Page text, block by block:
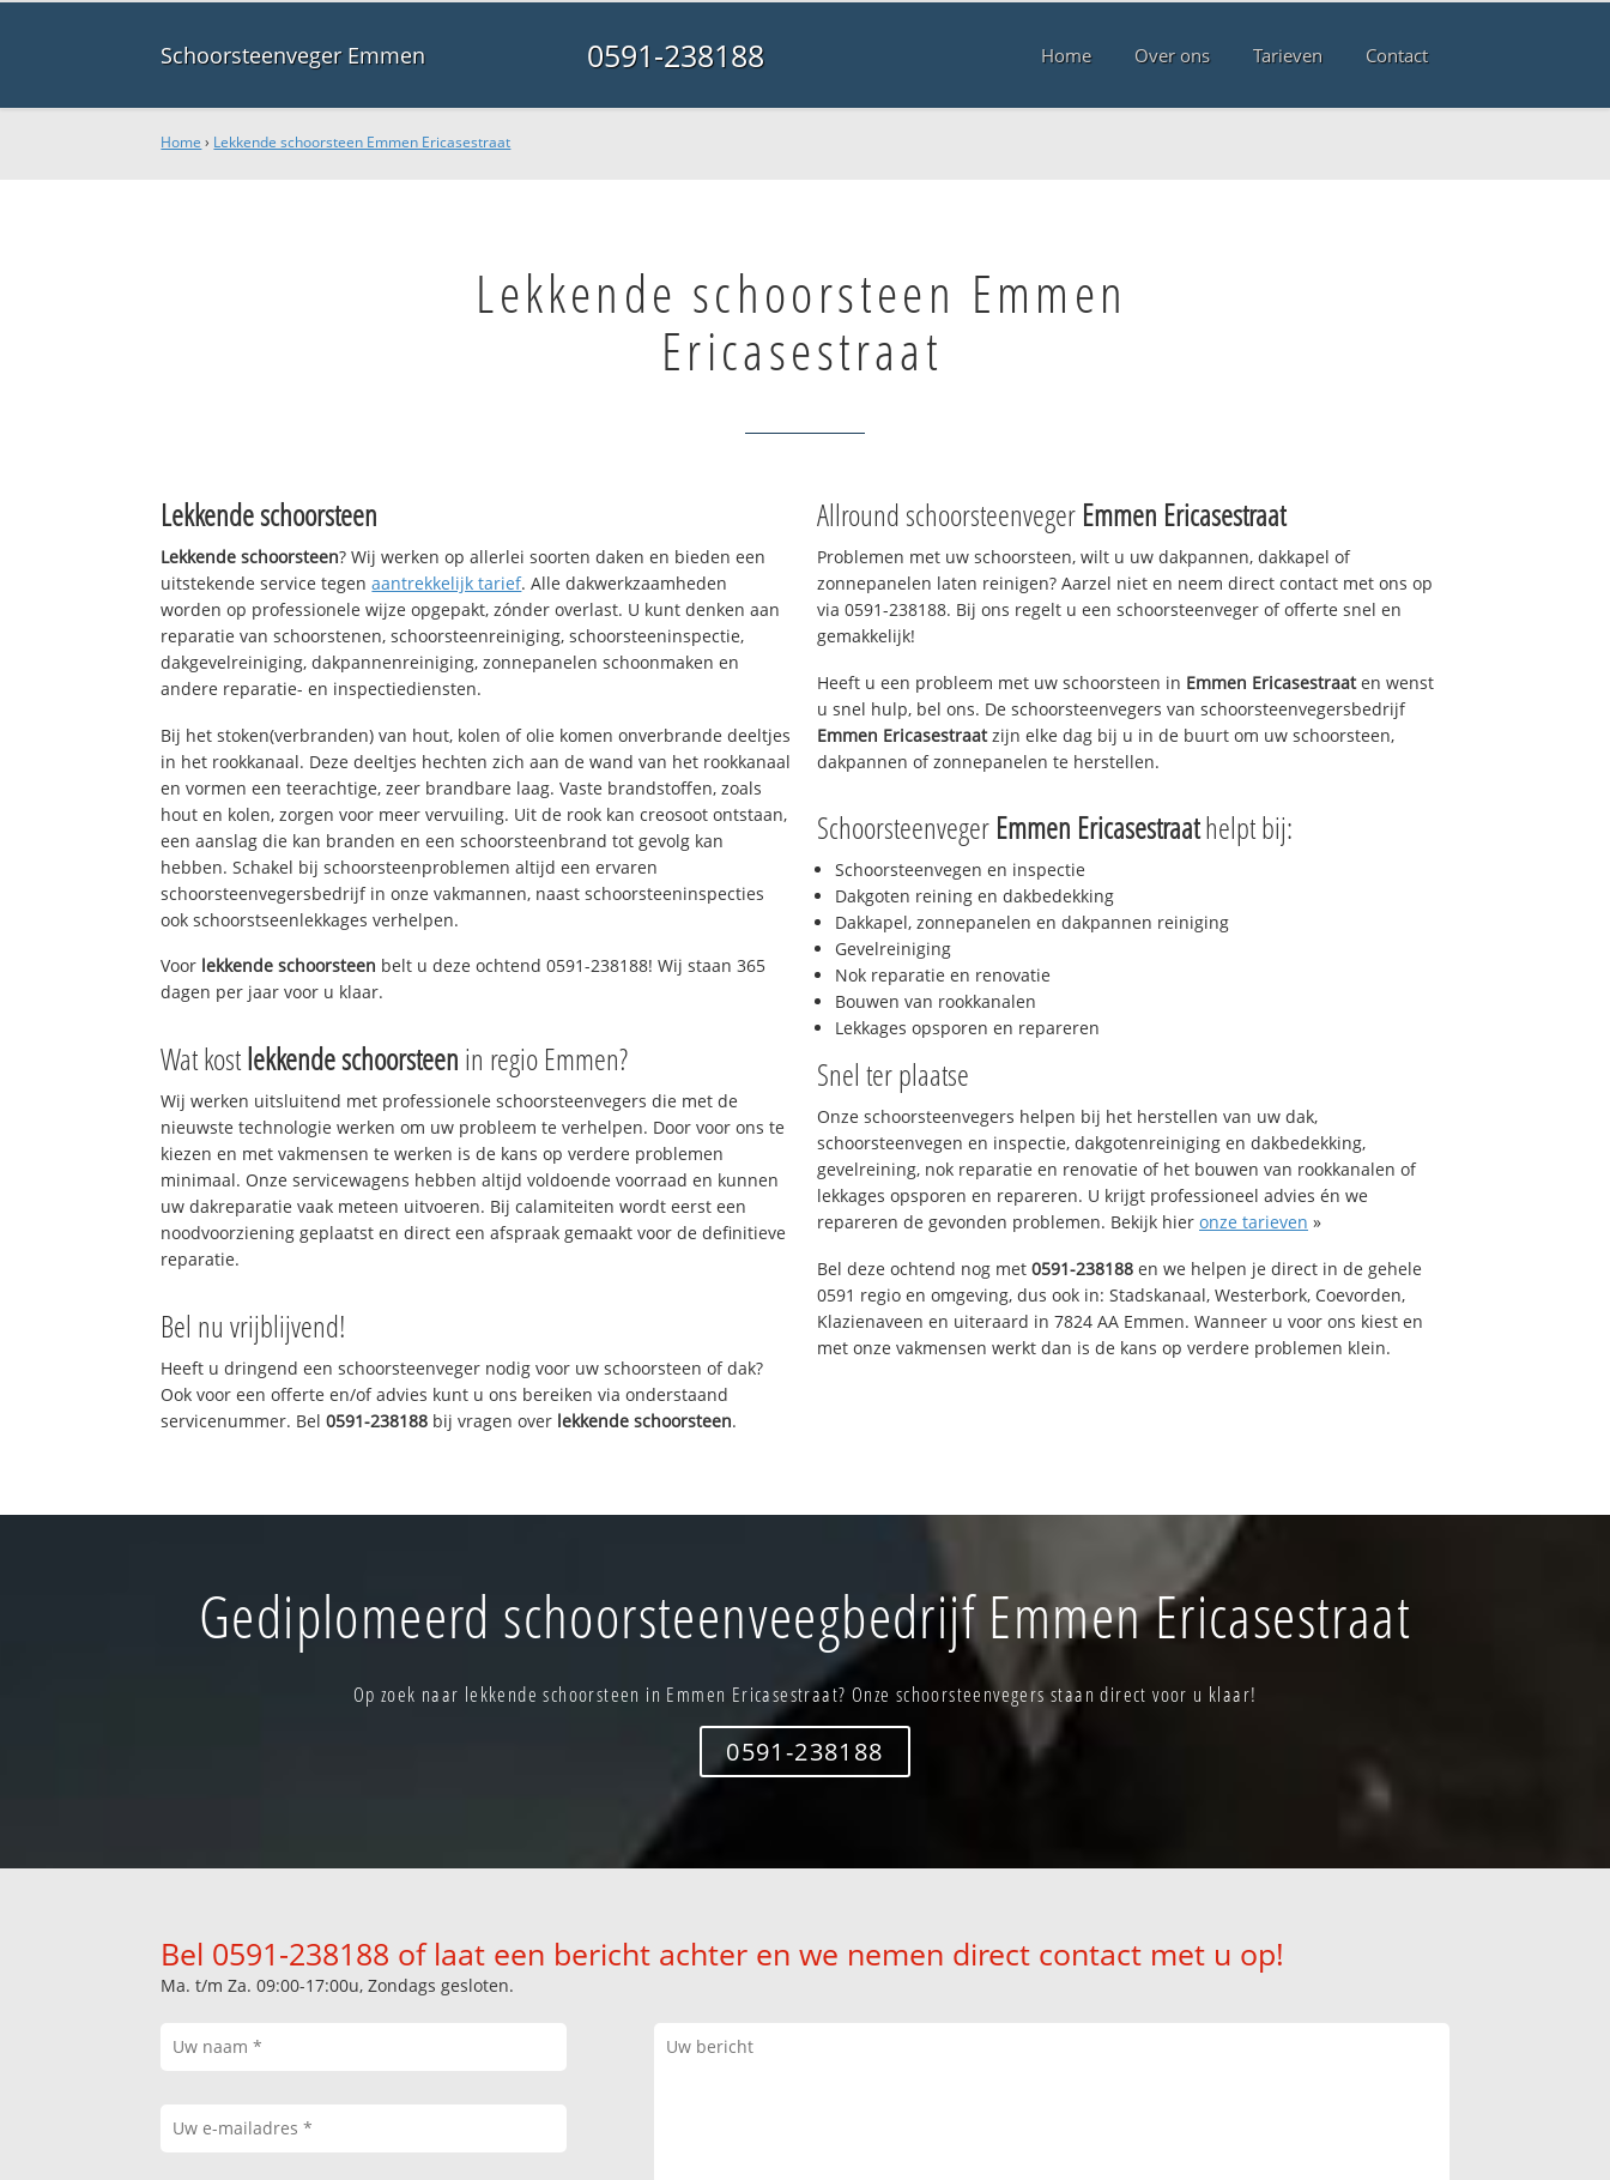
Schoorsteenveger Emmen 0591-238188 Home Over ons Tarieven Contact
Home › Lekkende schoorsteen Emmen Ericasestraat
Lekkende schoorsteen Emmen
Ericasestraat
Lekkende schoorsteen
Lekkende schoorsteen? Wij werken op allerlei soorten daken en bieden een
uitstekende service tegenaantrekkelijk tarief. Alle dakwerkzaamheden
worden op professionele wijze opgepakt, zónder overlast. U kunt denken aan
reparatie van schoorstenen, schoorsteenreiniging, schoorsteeninspectie,
dakgevelreiniging, dakpannenreiniging, zonnepanelen schoonmaken en
andere reparatie- en inspectiediensten.
Bij het stoken(verbranden) van hout, kolen of olie komen onverbrande deeltjes
in het rookkanaal. Deze deeltjes hechten zich aan de wand van het rookkanaal
en vormen een teerachtige, zeer brandbare laag. Vaste brandstoffen, zoals
hout en kolen, zorgen voor meer vervuiling. Uit de rook kan creosoot ontstaan,
een aanslag die kan branden en een schoorsteenbrand tot gevolg kan
hebben. Schakel bij schoorsteenproblemen altijd een ervaren
schoorsteenvegersbedrijf in onze vakmannen, naast schoorsteeninspecties
ook schoorstseenlekkages verhelpen.
Voor lekkende schoorsteen belt u deze ochtend 0591-238188! Wij staan 365
dagen per jaar voor u klaar.
Wat kostlekkende schoorsteen in regio Emmen?
Wij werken uitsluitend met professionele schoorsteenvegers die met de
nieuwste technologie werken om uw probleem te verhelpen. Door voor ons te
kiezen en met vakmensen te werken is de kans op verdere problemen
minimaal. Onze servicewagens hebben altijd voldoende voorraad en kunnen
uw dakreparatie vaak meteen uitvoeren. Bij calamiteiten wordt eerst een
noodvoorziening geplaatst en direct een afspraak gemaakt voor de definitieve
reparatie.
Bel nu vrijblijvend!
Heeft u dringend een schoorsteenveger nodig voor uw schoorsteen of dak?
Ook voor een offerte en/of advies kunt u ons bereiken via onderstaand
servicenummer. Bel0591-238188 bij vragen over lekkende schoorsteen.
Allround schoorsteenveger Emmen Ericasestraat
Problemen met uw schoorsteen, wilt u uw dakpannen, dakkapel of
zonnepanelen laten reinigen? Aarzel niet en neem direct contact met ons op
via 0591-238188. Bij ons regelt u een schoorsteenveger of offerte snel en
gemakkelijk!
Heeft u een probleem met uw schoorsteen in Emmen Ericasestraaten wenst
u snel hulp, bel ons. De schoorsteenvegers van schoorsteenvegersbedrijf
Emmen Ericasestraatzijn elke dag bij u in de buurt om uw schoorsteen,
dakpannen of zonnepanelen te herstellen.
Schoorsteenveger Emmen Ericasestraathelpt bij:
Schoorsteenvegen en inspectie
Dakgoten reining en dakbedekking
Dakkapel, zonnepanelen en dakpannen reiniging
Gevelreiniging
Nok reparatie en renovatie
Bouwen van rookkanalen
Lekkages opsporen en repareren
Snel ter plaatse
Onze schoorsteenvegers helpen bij het herstellen van uw dak,
schoorsteenvegen en inspectie, dakgotenreiniging en dakbedekking,
gevelreining, nok reparatie en renovatie of het bouwen van rookkanalen of
lekkages opsporen en repareren. U krijgt professioneel advies én we
repareren de gevonden problemen. Bekijk hier onze tarieven »
Bel deze ochtend nog met 0591-238188 en we helpen je direct in de gehele
0591 regio en omgeving, dus ook in: Stadskanaal, Westerbork, Coevorden,
Klazienaveen en uiteraard in 7824 AA Emmen. Wanneer u voor ons kiest en
met onze vakmensen werkt dan is de kans op verdere problemen klein.
Gediplomeerd schoorsteenveegbedrijf Emmen Ericasestraat
Op zoek naar lekkende schoorsteen in Emmen Ericasestraat? Onze schoorsteenvegers staan direct voor u klaar!
0591-238188
Bel 0591-238188 of laat een bericht achter en we nemen direct contact met u op!
Ma. t/m Za. 09:00-17:00u, Zondags gesloten.